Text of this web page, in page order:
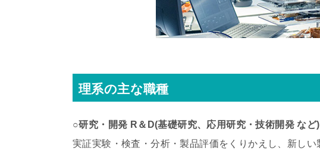
理系の主な職種
○研究・開発 R＆D(基礎研究、応用研究・技術開発 など)
実証実験・検査・分析・製品評価をくりかえし、新し